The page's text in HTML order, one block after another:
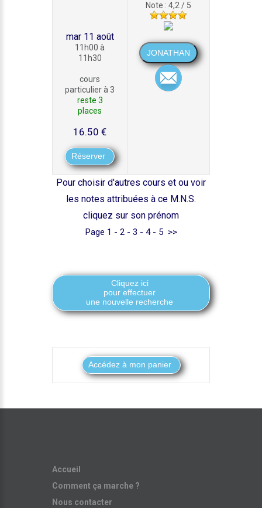
mar 11 août
11h00 à
11h30
cours
particulier à 3
reste 3
places
16.50 €
Note : 4,2 / 5
Pour choisir d'autres cours et ou voir
les notes attribuées à ce M.N.S.
cliquez sur son prénom
Page 1 - 2- 3 - 4- 5 >>
Cliquez ici
pour effectuer
une nouvelle recherche
Accueil
Comment ça marche ?
Nous contacter